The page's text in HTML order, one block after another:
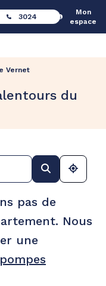
3024
Mon
espace
Vernet
du
pas de
Nous
une